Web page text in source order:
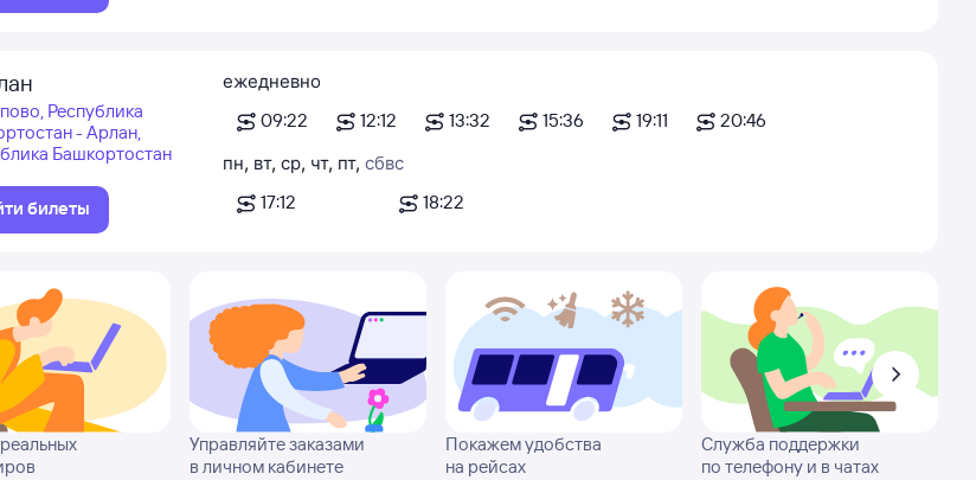
Республика
- Арлан,
Башкортостан
билеты
ежедневно
09:22
12:12 13:32 15:36 19:11
20:46
пн, вт, ср, чт, пт, сб
17:12
вс
18:22
Управляйте заказами
в личном кабинете
Покажем удобства
на рейсах
Служба поддержки
по телефону и в чатах